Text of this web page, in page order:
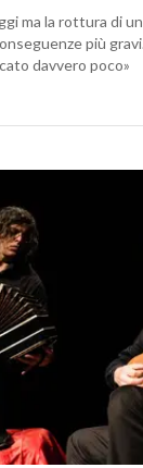
ma la rottura di
più
davvero poco»